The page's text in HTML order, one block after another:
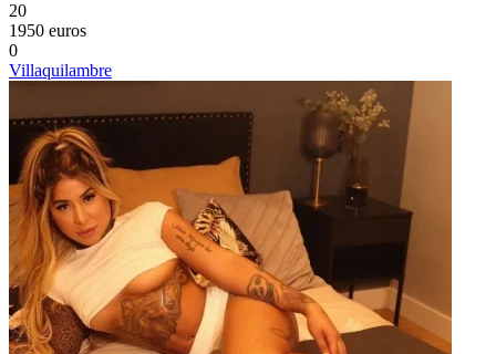
20
1950 euros
0
Villaquilambre